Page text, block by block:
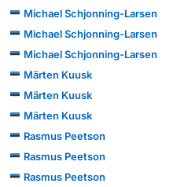
Michael Schjonning-Larsen
Michael Schjonning-Larsen
Michael Schjonning-Larsen
Märten Kuusk
Märten Kuusk
Märten Kuusk
Rasmus Peetson
Rasmus Peetson
Rasmus Peetson